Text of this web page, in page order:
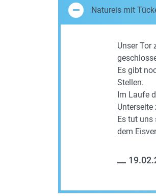
Natureis mit
Unser Tor
Es gibt
Stellen.
Im Laufe
Es tut uns
dem